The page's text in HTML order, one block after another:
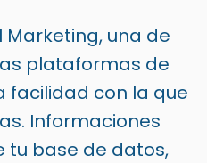
Marketing, una de
las plataformas de
facilidad con la que
Informaciones
tu base de datos,